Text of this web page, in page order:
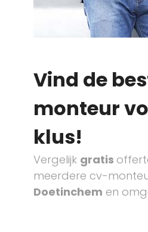
Vind de
monteur
klus!
Vergelijk gratis
meerdere cv-
Doetinchem en